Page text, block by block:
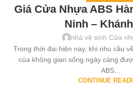
Giá Cửa Nhựa ABS
Ninh –
nhà vệ sinh Cửa
Trong thời đại hiện nay, khi nhu cầu
của không gian sống ngày càng
ABS...
CONTINUE